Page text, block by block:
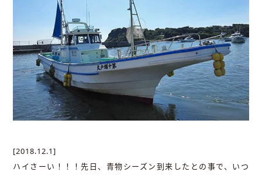
[2018.12.1]
ハイさーい！！！先日、青物シーズン到来したとの事で、いつ